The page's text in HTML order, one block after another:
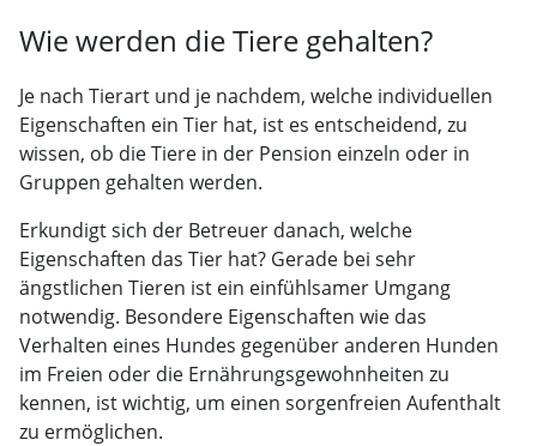
Wie werden die Tiere gehalten?
Je nach Tierart und je nachdem, welche individuellen
Eigenschaften ein Tier hat, ist es entscheidend, zu
wissen, ob die Tiere in der Pension einzeln oder in
Gruppen gehalten werden.
Erkundigt sich der Betreuer danach, welche
Eigenschaften das Tier hat? Gerade bei sehr
ängstlichen Tieren ist ein einfühlsamer Umgang
notwendig. Besondere Eigenschaften wie das
Verhalten eines Hundes gegenüber anderen Hunden
im Freien oder die Ernährungsgewohnheiten zu
kennen, ist wichtig, um einen sorgenfreien Aufenthalt
zu ermöglichen.